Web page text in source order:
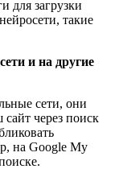
для загрузки
такие
и на другие
сети, они
через поиск
на Google My